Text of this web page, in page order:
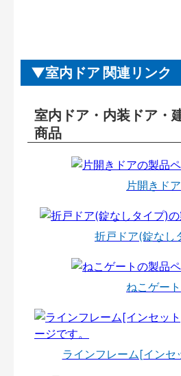
室内ドア 関連リンク
室内ドア・内装ドア・
商品
片開きドア
折戸ドア(錠なし
ねこゲート
ラインフレーム[インセ